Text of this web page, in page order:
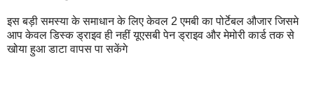
इस बड़ी समस्या के समाधान के लिए केवल 2 एमबी का पोर्टेबल औजार जिसमे
आप केवल डिस्क ड्राइव ही नहीं यूएसबी पेन ड्राइव और मेमोरी कार्ड तक से
खोया हुआ डाटा वापस पा सकेंगे